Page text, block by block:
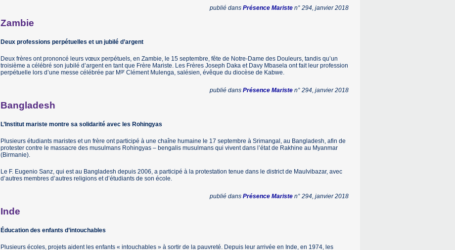
publié dansPrésence Mariste n° 294, janvier 2018
Zambie
Deux professions perpétuelles et un jubilé d’argent
Deux frères ont prononcé leurs vœux perpétuels, en Zambie, le 15 septembre, fête de Notre-Dame des Douleurs, tandis qu’un
troisième a célébré son jubilé d’argent en tant que Frère Mariste. Les Frères Joseph Daka et Davy Mbasela ont fait leur profession
perpétuelle lors d’une messe célébrée par M grClément Mulenga, salésien, évêque du diocèse de Kabwe.
publié dansPrésence Mariste n° 294, janvier 2018
Bangladesh
L’Institut mariste montre sa solidarité avec les Rohingyas
Plusieurs étudiants maristes et un frère ont participé à une chaîne humaine le 17 septembre à Srimangal, au Bangladesh, afin de
protester contre le massacre des musulmans Rohingyas – bengalis musulmans qui vivent dans l’état de Rakhine au Myanmar
(Birmanie).
Le F. Eugenio Sanz, qui est au Bangladesh depuis 2006, a participé à la protestation tenue dans le district de Maulvibazar, avec
d’autres membres d’autres religions et d’étudiants de son école.
publié dansPrésence Mariste n° 294, janvier 2018
Inde
Éducation des enfants d’intouchables
Plusieurs écoles, projets aident les enfants « intouchables » à sortir de la pauvreté. Depuis leur arrivée en Inde, en 1974, les